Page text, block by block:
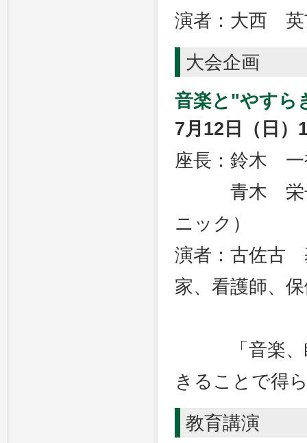
演者：大西
大会企画
音楽と"やすら
7月12日（日
座長：鈴木 一
青木 栄子
ニック）
演者：古佐古
家、看護師、
「音楽、瞑
きることで得
教育講演